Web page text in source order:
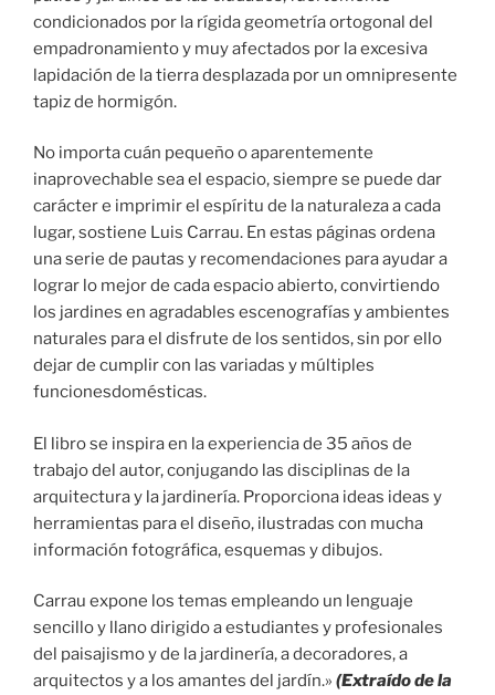
condicionados por la rígida geometría ortogonal del
empadronamiento y muy afectados por la excesiva
lapidación de la tierra desplazada por un omnipresente
tapiz de hormigón.
No importa cuán pequeño o aparentemente
inaprovechable sea el espacio, siempre se puede dar
carácter e imprimir el espíritu de la naturaleza a cada
lugar, sostiene Luis Carrau. En estas páginas ordena
una serie de pautas y recomendaciones para ayudar a
lograr lo mejor de cada espacio abierto, convirtiendo
los jardines en agradables escenografías y ambientes
naturales para el disfrute de los sentidos, sin por ello
dejar de cumplir con las variadas y múltiples
funcionesdomésticas.
El libro se inspira en la experiencia de 35 años de
trabajo del autor, conjugando las disciplinas de la
arquitectura y la jardinería. Proporciona ideas ideas y
herramientas para el diseño, ilustradas con mucha
información fotográfica, esquemas y dibujos.
Carrau expone los temas empleando un lenguaje
sencillo y llano dirigido a estudiantes y profesionales
del paisajismo y de la jardinería, a decoradores, a
arquitectos y a los amantes del jardín.» (Extraído de la